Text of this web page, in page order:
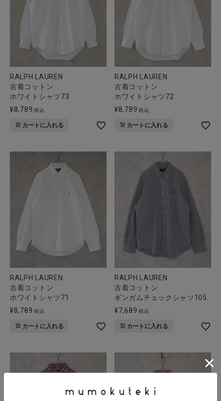
RALPH LAUREN
古着コットン
ホワイトシャツ73
¥8,789 税込
カートに入れる
RALPH LAUREN
古着コットン
ホワイトシャツ72
¥8,789 税込
カートに入れる
RALPH LAUREN
古着コットン
ホワイトシャツ71
¥8,789 税込
カートに入れる
RALPH LAUREN
古着コットン
ギンガムチェックシャツ105
¥7,689 税込
カートに入れる